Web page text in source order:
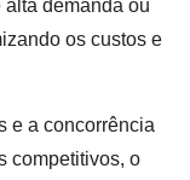
demanda ou
os custos e
e a concorrência
competitivos, o